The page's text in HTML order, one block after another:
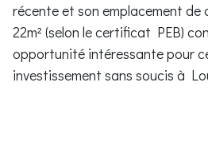
récente et son emplacement de
22m² (selon le certificat PEB)
opportunité intéressante pour
investissement sans soucis à